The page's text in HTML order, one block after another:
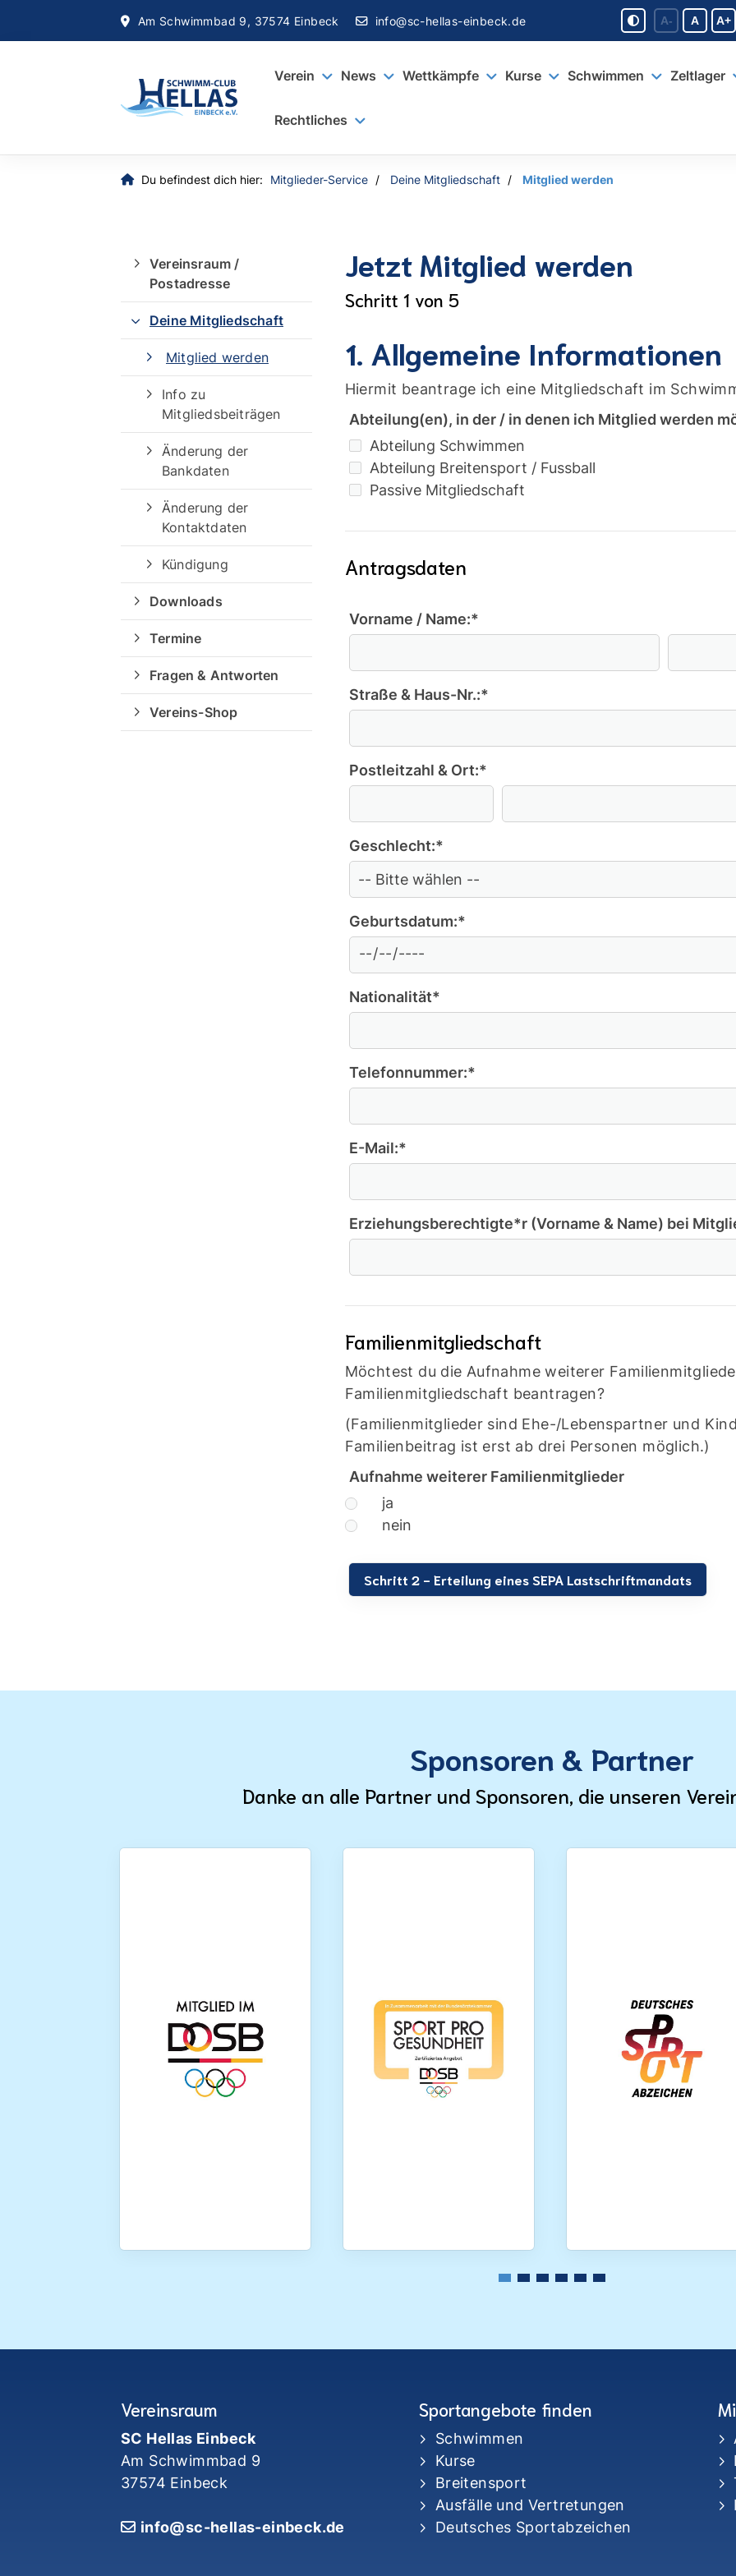
Am Schwimmbad 9, 37574 Einbeck info@sc-hellas-einbeck.de A- A A+
Verein News Wettkämpfe Kurse Schwimmen Zeltlager
Rechtliches
Du befindest dich hier: Mitglieder-Service Deine Mitgliedschaft Mitglied werden
Jetzt Mitglied werden
Schritt 1 von 5
1. Allgemeine Informationen
Hiermit beantrage ich eine Mitgliedschaft im
Abteilung(en), in der / in denen ich Mitglied werden
Abteilung Schwimmen
Abteilung Breitensport / Fussball
Passive Mitgliedschaft
Antragsdaten
Vorname / Name:*
Straße & Haus-Nr.:*
Postleitzahl & Ort:*
Geschlecht:*
Geburtsdatum:*
Nationalität*
Telefonnummer:*
E-Mail:*
Erziehungsberechtigte*r (Vorname & Name) bei
Familienmitgliedschaft
Möchtest du die Aufnahme weiterer
Familienmitgliedschaft beantragen?
(Familienmitglieder sind Ehe-/Lebenspartner und
Familienbeitrag ist erst ab drei Personen möglich.)
Aufnahme weiterer Familienmitglieder
ja
nein
Vereinsraum /
Postadresse
Deine Mitgliedschaft
Mitglied werden
Info zu
Mitgliedsbeiträgen
Änderung der
Bankdaten
Änderung der
Kontaktdaten
Kündigung
Downloads
Termine
Fragen & Antworten
Vereins-Shop
Sponsoren & Partner
Danke an alle Partner und Sponsoren, die unseren
Vereinsraum
SC Hellas Einbeck
Am Schwimmbad 9
37574 Einbeck
info@sc-hellas-einbeck.de
Sportangebote finden
Schwimmen
Kurse
Breitensport
Ausfälle und Vertretungen
Deutsches Sportabzeichen
Quicklinks
Sportangebote finden
Schwimmen
Kurse
Breitensport
Ausfälle und Vertretungen
Mitglieder-Service
Alles zur Mitgliedschaft
Downloads
Termine